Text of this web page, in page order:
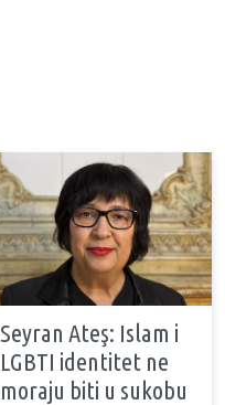
Seyran Ateş: Islam i
LGBTI identitet ne
moraju biti u sukobu